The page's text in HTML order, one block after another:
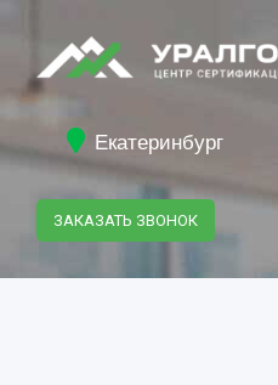
Екатеринбург
ЗАКАЗАТЬ ЗВОНОК